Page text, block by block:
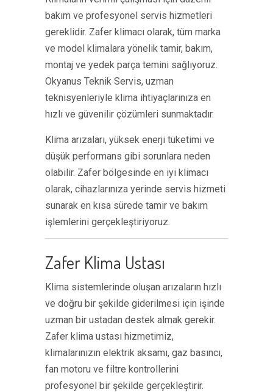
bakım ve profesyonel servis hizmetleri
gereklidir. Zafer klimacı olarak, tüm marka
ve model klimalara yönelik tamir, bakım,
montaj ve yedek parça temini sağlıyoruz.
Okyanus Teknik Servis, uzman
teknisyenleriyle klima ihtiyaçlarınıza en
hızlı ve güvenilir çözümleri sunmaktadır.
Klima arızaları, yüksek enerji tüketimi ve
düşük performans gibi sorunlara neden
olabilir. Zafer bölgesinde en iyi klimacı
olarak, cihazlarınıza yerinde servis hizmeti
sunarak en kısa sürede tamir ve bakım
işlemlerini gerçekleştiriyoruz.
Zafer Klima Ustası
Klima sistemlerinde oluşan arızaların hızlı
ve doğru bir şekilde giderilmesi için işinde
uzman bir ustadan destek almak gerekir.
Zafer klima ustası hizmetimiz,
klimalarınızın elektrik aksamı, gaz basıncı,
fan motoru ve filtre kontrollerini
profesyonel bir şekilde gerçekleştirir.